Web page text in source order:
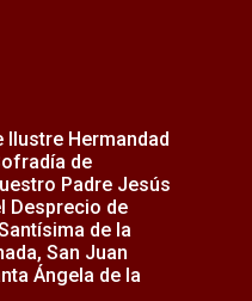
Ilustre Hermandad
de
Padre Jesús
Desprecio de
de la
San Juan
Ángela de la